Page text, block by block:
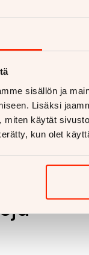
sisällön ja
Lisäksi
miten käytät
kun olet
Myyjän
WhatsAppilla)